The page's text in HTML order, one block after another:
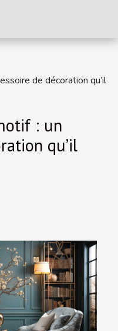
de décoration qu’il
: un
qu’il